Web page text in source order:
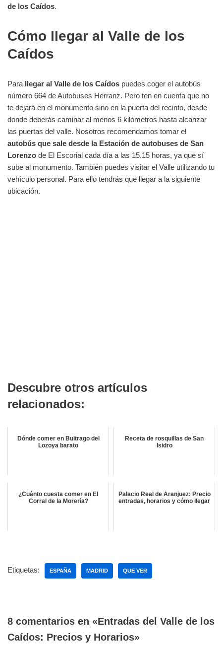
de los Caídos.
Cómo llegar al Valle de los
Caídos
Para llegar al Valle de los Caídos puedes coger el autobús
número 664 de Autobuses Herranz. Pero ten en cuenta que no
te dejará en el monumento sino en la puerta del recinto, desde
donde deberás caminar al menos 6 kilómetros hasta alcanzar
las puertas del valle. Nosotros recomendamos tomar el
autobús que sale desde la Estación de autobuses de San
Lorenzo de El Escorial cada día a las 15.15 horas, ya que sí
sube al monumento. También puedes visitar el Valle utilizando tu
vehículo personal. Para ello tendrás que llegar a la siguiente
ubicación.
Descubre otros artículos
relacionados:
Dónde comer en Buitrago del
Lozoya barato
Receta de rosquillas de San
Isidro
¿Cuánto cuesta comer en El
Corral de la Morería?
Palacio Real de Aranjuez: Precio
entradas, horarios y cómo llegar
Etiquetas: ESPAÑA MADRID QUE VER
8 comentarios en «Entradas del Valle de los
Caídos: Precios y Horarios»